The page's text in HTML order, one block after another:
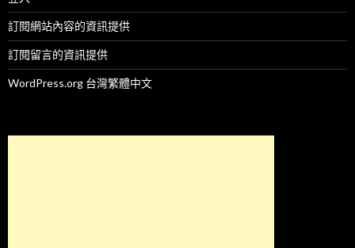
訂閱網站內容的資訊提供
訂閱留言的資訊提供
WordPress.org 台灣繁體中文